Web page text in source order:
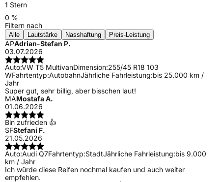
1 Stern
0 %
Filtern nach
Alle Lautstärke Nasshaftung Preis-Leistung
APAdrian-Stefan P.
03.07.2026
Auto:VW T5 MultivanDimension:255/45 R18 103
WFahrtentyp:AutobahnJährliche Fahrleistung:bis 25.000 km /
Jahr
Super gut, sehr billig, aber bisschen laut!
MAMostafa A.
01.06.2026
Bin zufrieden 👍
SFStefani F.
21.05.2026
Auto:Audi Q7Fahrtentyp:StadtJährliche Fahrleistung:bis 9.000
km / Jahr
Ich würde diese Reifen nochmal kaufen und auch weiter
empfehlen.